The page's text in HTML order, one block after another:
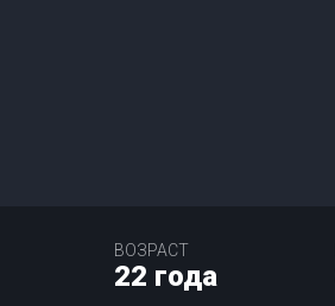
ВОЗРАСТ
22 года